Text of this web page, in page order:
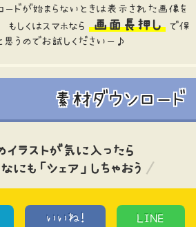
ドが始まらないときは表示された画像を
もしくはスマホなら 画面長押し
で保
うのでお試しくださいー♪
素材ダウンロード
イラストが気に入ったら
にも「シェア」しちゃおう
いいね! LINE